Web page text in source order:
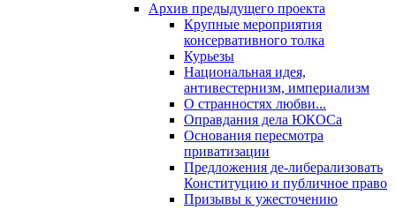
Архив предыдущего проекта
Крупные мероприятия
консервативного толка
Курьезы
Национальная идея,
антивестернизм, империализм
О странностях любви...
Оправдания дела ЮКОСа
Основания пересмотра
приватизации
Предложения де-либерализовать
Конституцию и публичное право
Призывы к ужесточению